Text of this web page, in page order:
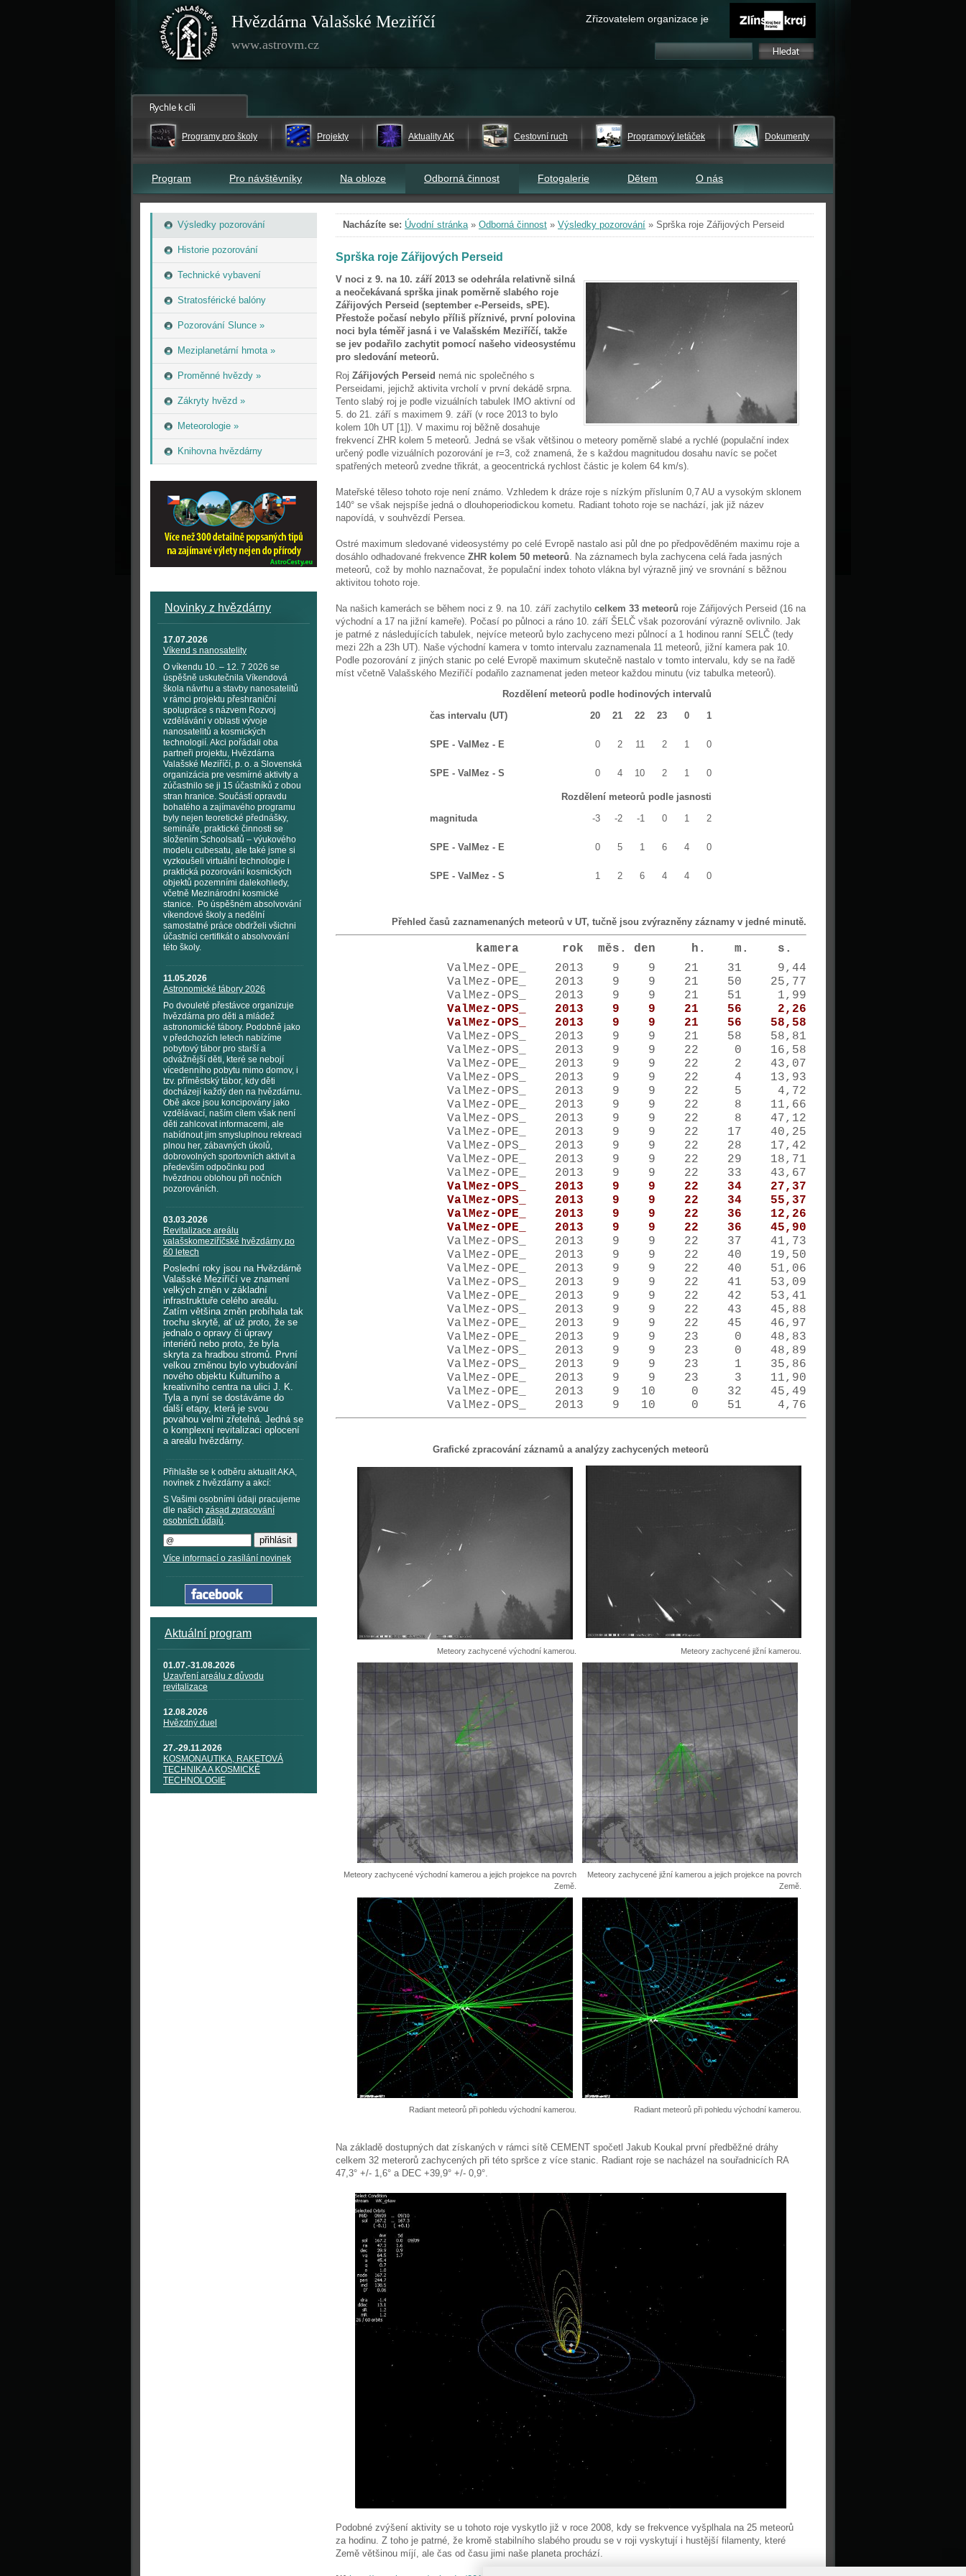
Hvězdárna Valašské Meziříčí
www.astrovm.cz
Zřizovatelem organizace je
Programy pro školy Projekty Aktuality AK Cestovní ruch Programový letáček Dokumenty
Program Pro návštěvníky Na obloze Odborná činnost Fotogalerie Dětem O nás
Výsledky pozorování
Historie pozorování
Technické vybavení
Stratosférické balóny
Pozorování Slunce »
Meziplanetární hmota »
Proměnné hvězdy »
Zákryty hvězd »
Meteorologie »
Knihovna hvězdárny
Novinky z hvězdárny
17.07.2026
Víkend s nanosatelity
O víkendu 10. – 12. 7 2026 se
úspěšně uskutečnila Víkendová
škola návrhu a stavby nanosatelitů
v rámci projektu přeshraniční
spolupráce s názvem Rozvoj
vzdělávání v oblasti vývoje
nanosatelitů a kosmických
technologií. Akci pořádali oba
partneři projektu, Hvězdárna
Valašské Meziříčí, p. o. a Slovenská
organizácia pre vesmírné aktivity a
zúčastnilo se ji 15 účastníků z obou
stran hranice. Součástí opravdu
bohatého a zajímavého programu
byly nejen teoretické přednášky,
semináře, praktické činnosti se
složením Schoolsatů – výukového
modelu cubesatu, ale také jsme si
vyzkoušeli virtuální technologie i
praktická pozorování kosmických
objektů pozemními dalekohledy,
včetně Mezinárodní kosmické
stanice. Po úspěšném absolvování
víkendové školy a nedělní
samostatné práce obdrželi všichni
účastníci certifikát o absolvování
této školy.
11.05.2026
Astronomické tábory 2026
Po dvouleté přestávce organizuje
hvězdárna pro děti a mládež
astronomické tábory. Podobně jako
v předchozích letech nabízíme
pobytový tábor pro starší a
odvážnější děti, které se nebojí
vícedenního pobytu mimo domov, i
tzv. příměstský tábor, kdy děti
docházejí každý den na hvězdárnu.
Obě akce jsou koncipovány jako
vzdělávací, naším cílem však není
děti zahlcovat informacemi, ale
nabídnout jim smysluplnou rekreaci
plnou her, zábavných úkolů,
dobrovolných sportovních aktivit a
především odpočinku pod
hvězdnou oblohou při nočních
pozorováních.
03.03.2026
Revitalizace areálu
valašskomeziříčské hvězdárny po
60 letech
Poslední roky jsou na Hvězdárně
Valašské Meziříčí ve znamení
velkých změn v základní
infrastruktuře celého areálu.
Zatím většina změn probíhala tak
trochu skrytě, ať už proto, že se
jednalo o opravy či úpravy
interiérů nebo proto, že byla
skryta za hradbou stromů. První
velkou změnou bylo vybudování
nového objektu Kulturního a
kreativního centra na ulici J. K.
Tyla a nyní se dostáváme do
další etapy, která je svou
povahou velmi zřetelná. Jedná se
o komplexní revitalizaci oplocení
a areálu hvězdárny.
Přihlašte se k odběru aktualit AKA,
novinek z hvězdárny a akcí:
S Vašimi osobními údaji pracujeme
dle našich zásad zpracování
osobních údajů.
Více informací o zasílání novinek
Aktuální program
01.07.-31.08.2026
Uzavření areálu z důvodu
revitalizace
12.08.2026
Hvězdný duel
27.-29.11.2026
KOSMONAUTIKA, RAKETOVÁ
TECHNIKA A KOSMICKÉ
TECHNOLOGIE
Nacházíte se: Úvodní stránka» Odborná činnost » Výsledky pozorování » Sprška roje Zářijových Perseid
Sprška roje Zářijových Perseid
V noci z 9. na 10. září 2013 se odehrála relativně silná
a neočekávaná sprška jinak poměrně slabého roje
Zářijových Perseid (september e-Perseids, sPE).
Přestože počasí nebylo příliš příznivé, první polovina
noci byla téměř jasná i ve Valašském Meziříčí, takže
se jev podařilo zachytit pomocí našeho videosystému
pro sledování meteorů.
Roj Zářijových Perseid nemá nic společného s
Perseidami, jejichž aktivita vrcholí v první dekádě srpna.
Tento slabý roj je podle vizuálních tabulek IMO aktivní od
5. do 21. září s maximem 9. září (v roce 2013 to bylo
kolem 10h UT [1]). V maximu roj běžně dosahuje
frekvencí ZHR kolem 5 meteorů. Jedná se však většinou o meteory poměrně slabé a rychlé (populační index
určený podle vizuálních pozorování je r=3, což znamená, že s každou magnitudou dosahu navíc se počet
spatřených meteorů zvedne třikrát, a geocentrická rychlost částic je kolem 64 km/s).
Mateřské těleso tohoto roje není známo. Vzhledem k dráze roje s nízkým přísluním 0,7 AU a vysokým sklonem
140° se však nejspíše jedná o dlouhoperiodickou kometu. Radiant tohoto roje se nachází, jak již název
napovídá, v souhvězdí Persea.
Ostré maximum sledované videosystémy po celé Evropě nastalo asi půl dne po předpověděném maximu roje a
dosáhlo odhadované frekvence ZHR kolem 50 meteorů. Na záznamech byla zachycena celá řada jasných
meteorů, což by mohlo naznačovat, že populační index tohoto vlákna byl výrazně jiný ve srovnání s běžnou
aktivitou tohoto roje.
Na našich kamerách se během noci z 9. na 10. září zachytilo celkem 33 meteorů roje Zářijových Perseid (16 na
východní a 17 na jižní kameře). Počasí po půlnoci a ráno 10. září ŠELČ však pozorování výrazně ovlivnilo. Jak
je patrné z následujících tabulek, nejvíce meteorů bylo zachyceno mezi půlnocí a 1 hodinou ranní SELČ (tedy
mezi 22h a 23h UT). Naše východní kamera v tomto intervalu zaznamenala 11 meteorů, jižní kamera pak 10.
Podle pozorování z jiných stanic po celé Evropě maximum skutečně nastalo v tomto intervalu, kdy se na řadě
míst včetně Valašského Meziříčí podařilo zaznamenat jeden meteor každou minutu (viz tabulka meteorů).
Rozdělení meteorů podle hodinových intervalů
čas intervalu (UT)
20 21 22 23 0 1
SPE - ValMez - E 0 2 11 2 1 0
SPE - ValMez - S 0 4 10 2 1 0
Rozdělení meteorů podle jasnosti
magnituda
-3 -2 -1 0 1 2
SPE - ValMez - E 0 5 1 6 4 0
SPE - ValMez - S 1 2 6 4 4 0
Přehled časů zaznamenaných meteorů v UT, tučně jsou zvýrazněny záznamy v jedné minutě.
kamera rok měs. den h. m. s.
ValMez-OPE_ 2013 9 9 21 31 9,44
ValMez-OPE_ 2013 9 9 21 50 25,77
ValMez-OPS_ 2013 9 9 21 51 1,99
ValMez-OPS_ 2013 9 9 21 56 2,26
ValMez-OPS_ 2013 9 9 21 56 58,58
ValMez-OPS_ 2013 9 9 21 58 58,81
ValMez-OPS_ 2013 9 9 22 0 16,58
ValMez-OPE_ 2013 9 9 22 2 43,07
ValMez-OPS_ 2013 9 9 22 4 13,93
ValMez-OPS_ 2013 9 9 22 5 4,72
ValMez-OPE_ 2013 9 9 22 8 11,66
ValMez-OPS_ 2013 9 9 22 8 47,12
ValMez-OPE_ 2013 9 9 22 17 40,25
ValMez-OPS_ 2013 9 9 22 28 17,42
ValMez-OPE_ 2013 9 9 22 29 18,71
ValMez-OPE_ 2013 9 9 22 33 43,67
ValMez-OPS_ 2013 9 9 22 34 27,37
ValMez-OPS_ 2013 9 9 22 34 55,37
ValMez-OPE_ 2013 9 9 22 36 12,26
ValMez-OPE_ 2013 9 9 22 36 45,90
ValMez-OPS_ 2013 9 9 22 37 41,73
ValMez-OPE_ 2013 9 9 22 40 19,50
ValMez-OPE_ 2013 9 9 22 40 51,06
ValMez-OPS_ 2013 9 9 22 41 53,09
ValMez-OPE_ 2013 9 9 22 42 53,41
ValMez-OPS_ 2013 9 9 22 43 45,88
ValMez-OPE_ 2013 9 9 22 45 46,97
ValMez-OPE_ 2013 9 9 23 0 48,83
ValMez-OPS_ 2013 9 9 23 0 48,89
ValMez-OPS_ 2013 9 9 23 1 35,86
ValMez-OPE_ 2013 9 9 23 3 11,90
ValMez-OPE_ 2013 9 10 0 32 45,49
ValMez-OPS_ 2013 9 10 0 51 4,76
Grafické zpracování záznamů a analýzy zachycených meteorů
Meteory zachycené východní kamerou. Meteory zachycené jižní kamerou.
Meteory zachycené východní kamerou a jejich projekce na povrch
Země.
Meteory zachycené jižní kamerou a jejich projekce na povrch
Země.
Radiant meteorů při pohledu východní kamerou. Radiant meteorů při pohledu východní kamerou.
Na základě dostupných dat získaných v rámci sítě CEMENT spočetl Jakub Koukal první předběžné dráhy
celkem 32 meterorů zachycených při této spršce z více stanic. Radiant roje se nacházel na souřadnicích RA
47,3° +/- 1,6° a DEC +39,9° +/- 0,9°.
Podobné zvýšení aktivity se u tohoto roje vyskytlo již v roce 2008, kdy se frekvence vyšplhala na 25 meteorů
za hodinu. Z toho je patrné, že kromě stabilního slabého proudu se v roji vyskytují i hustější filamenty, které
Země většinou míjí, ale čas od času jimi naše planeta prochází.